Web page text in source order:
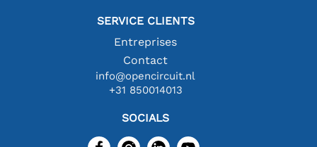
SERVICE CLIENTS
Entreprises
Contact
info@opencircuit.nl
+31 850014013
SOCIALS